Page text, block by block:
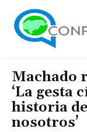
Machado
‘La gesta
historia
nosotros’